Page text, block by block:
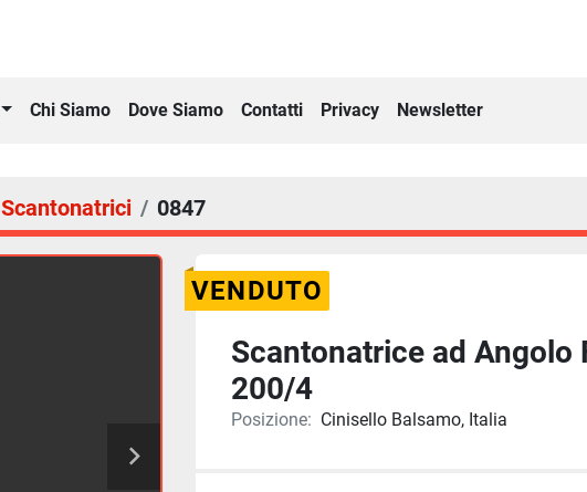
Chi Siamo Dove Siamo Contatti Privacy Newsletter
Scantonatrici 0847
VENDUTO
Scantonatrice ad Angolo
200/4
Posizione: Cinisello Balsamo, Italia